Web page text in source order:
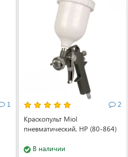
1
2
Краскопульт Miol
пневматический, HP (80-864)
В наличии